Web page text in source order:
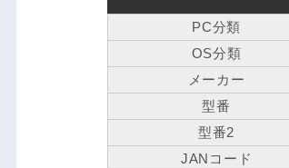
PC分類
OS分類
メーカー
型番
型番2
JANコード